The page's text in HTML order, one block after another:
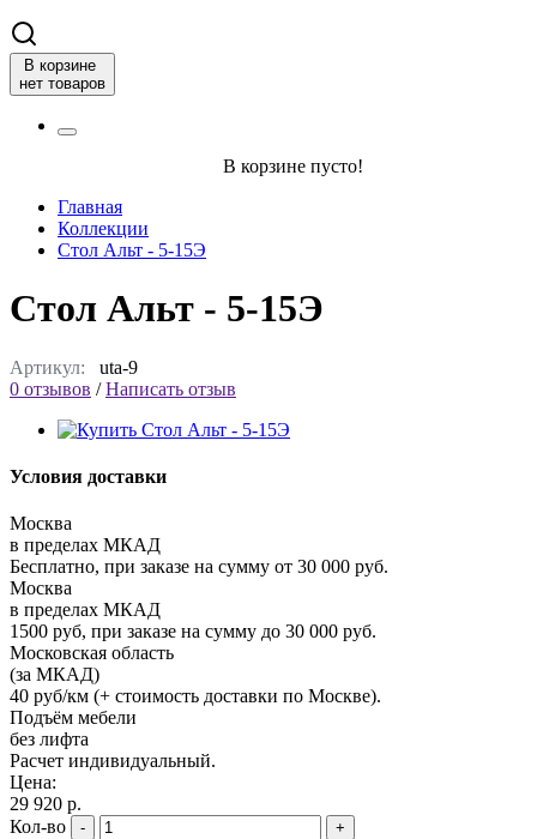
В корзине
нет товаров
В корзине пусто!
Главная
Коллекции
Стол Альт - 5-15Э
Стол Альт - 5-15Э
Артикул: uta-9
0 отзывов /Написать отзыв
Условия доставки
Москва
в пределах МКАД
Бесплатно, при заказе на сумму от 30 000 руб.
Москва
в пределах МКАД
1500 руб, при заказе на сумму до 30 000 руб.
Московская область
(за МКАД)
40 руб/км (+ стоимость доставки по Москве).
Подъём мебели
без лифта
Расчет индивидуальный.
Цена:
29 920 р.
Кол-во
- +